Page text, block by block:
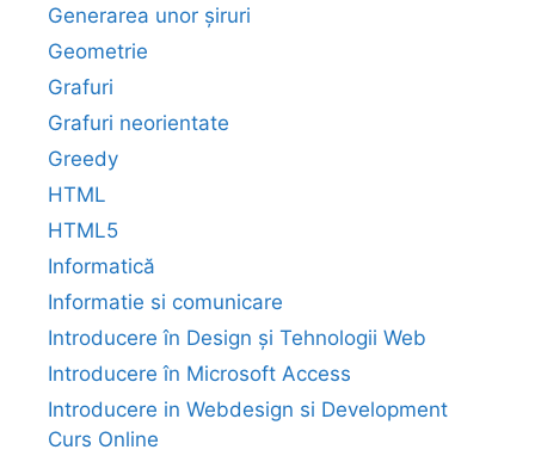
Generarea unor șiruri
Geometrie
Grafuri
Grafuri neorientate
Greedy
HTML
HTML5
Informatică
Informatie si comunicare
Introducere în Design și Tehnologii Web
Introducere în Microsoft Access
Introducere in Webdesign si Development
Curs Online